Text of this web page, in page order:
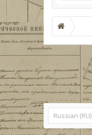
Russian (RU)